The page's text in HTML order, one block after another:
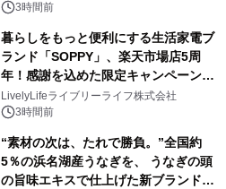
催 英国ラジオ「NTS」の 特別プログ
アーティストを フィーチャーしたアニ
メーションを公開～
3時間前
暮らしをもっと便利にする生活家電ブ
ランド「SOPPY」、楽天市場店5周
年！感謝を込めた限定キャンペーンを
8月10日より開催
LivelyLifeライブリーライフ株式会社
3時間前
“素材の次は、たれで勝負。”全国約
5％の浜名湖産うなぎを、 うなぎの頭
の旨味エキスで仕上げた新ブランド